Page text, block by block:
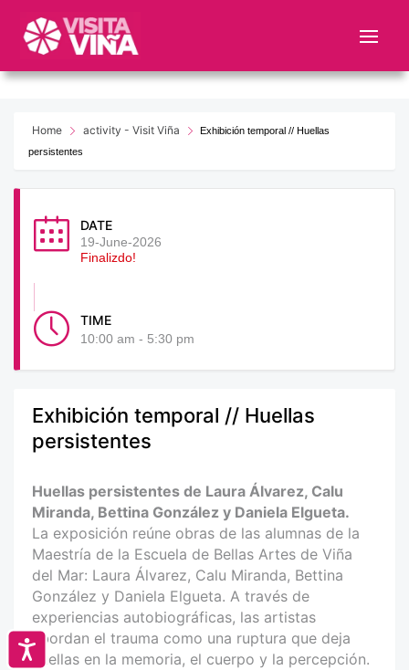
este
web
sistema
Accesibilidad
Home activity - Visit Viña
Exhibición temporal // Huellas
persistentes
DATE
19-June-2026
Finalizdo!
TIME
10:00 am - 5:30 pm
Exhibición temporal // Huellas
persistentes
Huellas persistentes de Laura Álvarez, Calu
Miranda, Bettina González y Daniela Elgueta.
La exposición reúne obras de las alumnas de la
Maestría de la Escuela de Bellas Artes de Viña
del Mar: Laura Álvarez, Calu Miranda, Bettina
González y Daniela Elgueta. A través de
experiencias autobiográficas, las artistas
abordan el trauma como una ruptura que deja
huellas en la memoria, el cuerpo y la percepción.